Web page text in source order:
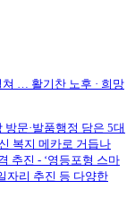
… 활기찬 노후 · 희망
문·발품행정 담은 5대
복지 메카로 거듭나
추진 - ‘영등포형 스마
자리 추진 등 다양한